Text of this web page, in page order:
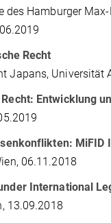
des Hamburger
Recht
Japans, Universität
Entwicklung
MiFID
06.11.2018
International
13.09.2018